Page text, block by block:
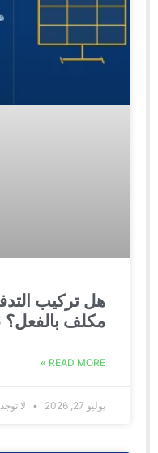
هل تركيب
مكلف بالفعل؟ 2026-2027
READ MORE »
يوليو 27, 2026 لا توجد